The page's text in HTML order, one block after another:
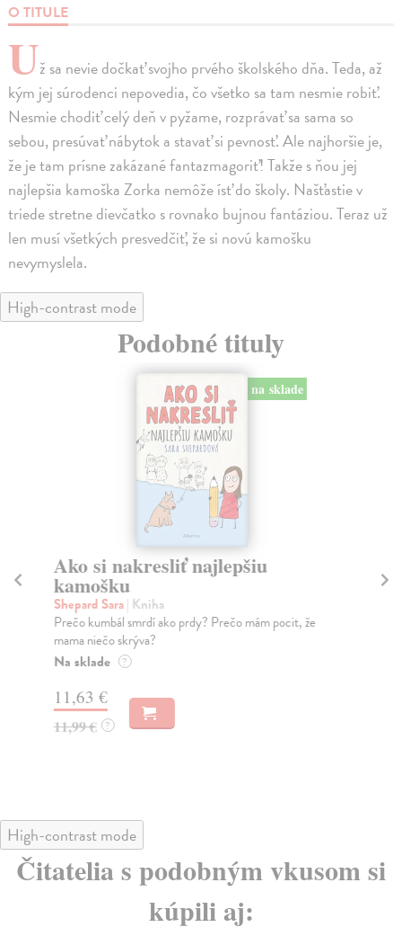
O TITULE
Už sa nevie dočkať svojho prvého školského dňa. Teda, až
kým jej súrodenci nepovedia, čo všetko sa tam nesmie robiť.
Nesmie chodiť celý deň v pyžame, rozprávať sa sama so
sebou, presúvať nábytok a stavať si pevnosť. Ale najhoršie je,
že je tam prísne zakázané fantazmagoriť! Takže s ňou jej
najlepšia kamoška Zorka nemôže ísť do školy. Našťastie v
triede stretne dievčatko s rovnako bujnou fantáziou. Teraz už
len musí všetkých presvedčiť, že si novú kamošku
nevymyslela.
High-contrast mode
Podobné tituly
na sklade
Ako si nakresliť najlepšiu
kamošku
Shepard Sara| Kniha
Prečo kumbál smrdí ako prdy? Prečo mám pocit, že
mama niečo skrýva?
Na sklade ?
11,63 €
11,99 € ?
High-contrast mode
Čitatelia s podobným vkusom si
kúpili aj: